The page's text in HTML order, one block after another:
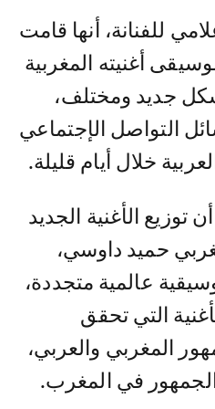
للفنانة، أنها قامت
أغنيته المغربية
جديد ومختلف،
التواصل الإجتماعي
خلال أيام قليلة.
الأغنية الجديد
حميد داوسي،
عالمية متجددة،
التي تحقق
المغربي والعربي،
الجمهور في المغرب.